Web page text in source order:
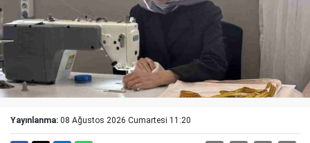
Yayınlanma: 08 Ağustos 2026 Cumartesi 11:20